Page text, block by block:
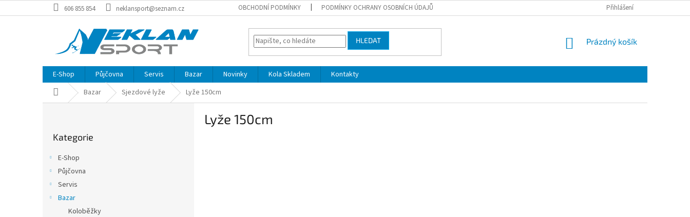
na
606 855 854 neklansport@seznam.cz OBCHODNÍ PODMÍNKY PODMÍNKY OCHRANY OSOBNÍCH ÚDAJŮ Přihlášení
HLEDAT
NÁKUPNÍ
Prázdný košík
E-Shop Půjčovna Servis Bazar Novinky Kola Skladem
Kontakty
Domů Bazar Sjezdové lyže Lyže 150cm
kategorie
Kategorie
E-Shop
Půjčovna
Servis
Bazar
Koloběžky
Lyže 150cm